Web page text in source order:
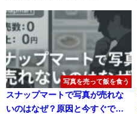
写真を売って飯を食う
スナップマートで写真が売れな
いのはなぜ？原因と今すぐでき